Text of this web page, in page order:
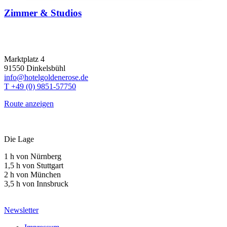
Zimmer & Studios
Marktplatz 4
91550 Dinkelsbühl
info@hotelgoldenerose.de
T +49 (0) 9851-57750
Route anzeigen
Die Lage
1 h von Nürnberg
1,5 h von Stuttgart
2 h von München
3,5 h von Innsbruck
Newsletter